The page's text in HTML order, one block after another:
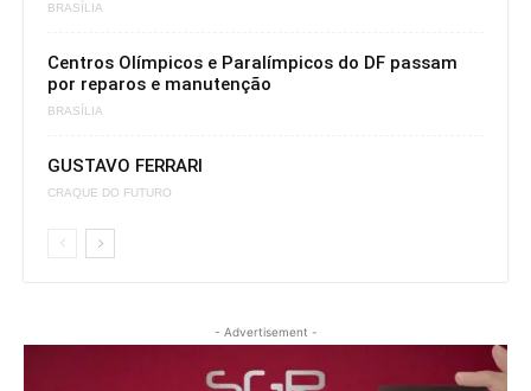
BRASÍLIA
Centros Olímpicos e Paralímpicos do DF passam
por reparos e manutenção
BRASÍLIA
GUSTAVO FERRARI
CRAQUE DO FUTURO
- Advertisement -